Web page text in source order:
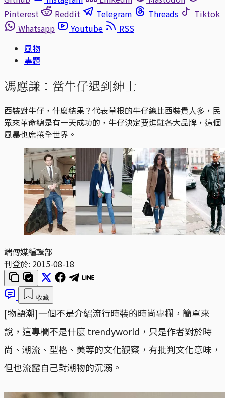
Pinterest
Reddit Telegram Threads
Tiktok
Whatsapp
Youtube
RSS
風物
專題
馮應謙：當牛仔遇到紳士
西裝對牛仔，什麼結果？代表草根的牛仔總比西裝貴人多，民
眾來革命總是有一天成功的，牛仔決定要進駐各大品牌，這個
風暴也席捲全世界。
端傳媒編輯部
刊登於: 2015-08-18
收藏
[物語潮]一個不是介紹流行時裝的時尚專欄，簡單來
說，這專欄不是什麼 trendyworld，只是作者對於時
尚、潮流、型格、美等的文化觀察，有批判文化意味，
但也流露自己對潮物的沉溺。